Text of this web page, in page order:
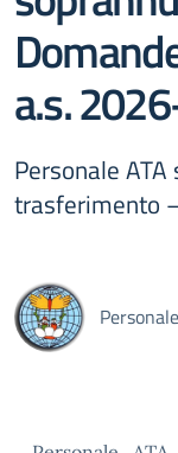
a.s.
Personale
trasferimento